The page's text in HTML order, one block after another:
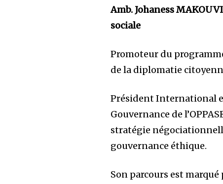
Amb. Johaness
sociale
Promoteur du
de la diplomatie
Président International et
Gouvernance de
stratégie
gouvernance éthique.
Son parcours est